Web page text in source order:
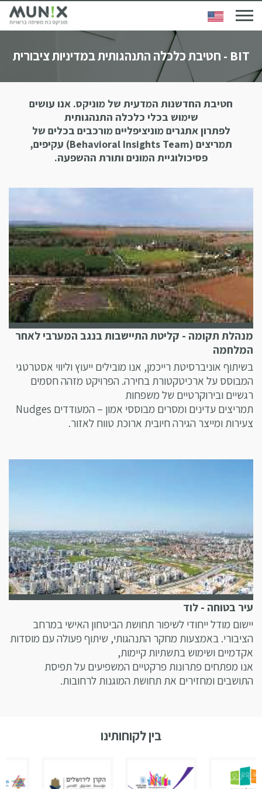
BIT - חטיבת כלכלה התנהגותית במדיניות ציבורית
חטיבת החדשנות המדעית של מוניקס. אנו עושים
שימוש בכלי כלכלה התנהגותית
לפתרון אתגרים מוניציפליים מורכבים בכלים של
תמריצים (Behavioral Insights Team) עקיפים,
פסיכולוגיית המונים ותורת ההשפעה.
מנהלת תקומה - קליטת התיישבות בנגב המערבי לאחר
המלחמה
בשיתוף אוניברסיטת רייכמן, אנו מובילים ייעוץ וליווי אסטרטגי
המבוסס על ארכיטקטורת בחירה. הפרויקט מזהה חסמים
רגשיים ובירוקרטיים של משפחות
תמריצים עדינים ומסרים מבוססי אמון – המעודדים Nudges
צעירות ומייצר הגירה חיובית ארוכת טווח לאזור.
עיר בטוחה - לוד
יישום מודל ייחודי לשיפור תחושת הביטחון האישי במרחב
הציבורי. באמצעות מחקר התנהגותי, שיתוף פעולה עם מוסדות
אקדמיים ושימוש בתשתיות קיימות,
אנו מפתחים פתרונות פרקטיים המשפיעים על תפיסת
התושבים ומחזירים את תחושת המוגנות לרחובות.
בין לקוחותינו